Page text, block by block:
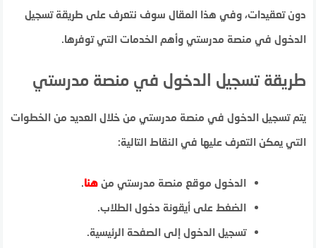
دون تعقيدات، وفي هذا المقال سوف نتعرف على طريقة تسجيل
الدخول في منصة مدرستي وأهم الخدمات التي توفرها.
طريقة تسجيل الدخول في منصة مدرستي
يتم تسجيل الدخول في منصة مدرستي من خلال العديد من الخطوات
التي يمكن التعرف عليها في النقاط التالية:
الدخول موقع منصة مدرستي منهنا.
الضغط على أيقونة دخول الطلاب.
تسجيل الدخول إلى الصفحة الرئيسية.